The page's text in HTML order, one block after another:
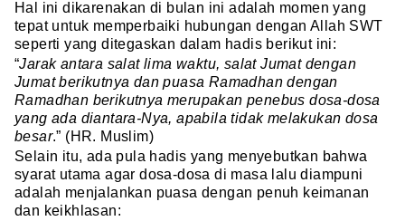
Hal ini dikarenakan di bulan ini adalah momen yang
tepat untuk memperbaiki hubungan dengan Allah SWT
seperti yang ditegaskan dalam hadis berikut ini:
“Jarak antara salat lima waktu, salat Jumat dengan
Jumat berikutnya dan puasa Ramadhan dengan
Ramadhan berikutnya merupakan penebus dosa-dosa
yang ada diantara-Nya, apabila tidak melakukan dosa
besar.” (HR. Muslim)
Selain itu, ada pula hadis yang menyebutkan bahwa
syarat utama agar dosa-dosa di masa lalu diampuni
adalah menjalankan puasa dengan penuh keimanan
dan keikhlasan: